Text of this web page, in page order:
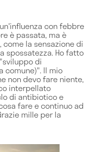
con febbre
è passata, ma è
la sensazione di
spossatezza. Ho fatto
di
comune)". Il mio
non devo fare niente,
interpellato
di antibiotico e
fare e continuo ad
mille per la